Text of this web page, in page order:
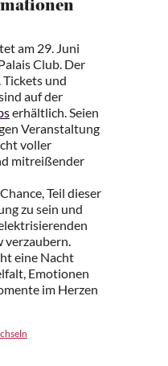
am 29. Juni
Club. Der
und
auf der
erhältlich. Seien
Veranstaltung
voller
mitreißender
Teil dieser
zu sein und
verzaubern.
eine Nacht
Emotionen
im Herzen